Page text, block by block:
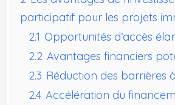
participatif pour les projets
2.1 Opportunités d’accès
2.2 Avantages financiers
2.3 Réduction des barrières
2.4 Accélération du